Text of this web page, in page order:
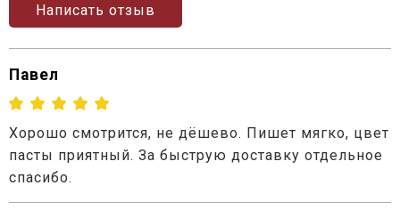
Написать отзыв
Павел
Хорошо смотрится, не дёшево. Пишет мягко, цвет
пасты приятный. За быструю доставку отдельное
спасибо.